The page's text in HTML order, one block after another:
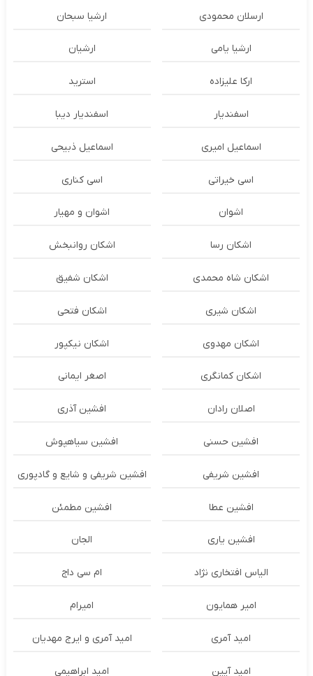
ارسلان محمودی ارشیا سبحان
ارشیا یامی ارشیان
ارکا علیزاده استرید
اسفندیار اسفندیار دیبا
اسماعیل امیری اسماعیل ذبیحی
اسی خیراتی اسی کناری
اشوان اشوان و مهیار
اشکان رسا اشکان روانبخش
اشکان شاه محمدی اشکان شفیق
اشکان شیری اشکان فتحی
اشکان مهدوی اشکان نیکپور
اشکان‌ کمانگری اصغر ایمانی
اصلان رادان افشین آذری
افشین حسنی افشین سیاهپوش
افشین شریفی افشین شریفی و شایع و گادپوری
افشین عطا افشین مطمئن
افشین یاری الجان
الیاس افتخاری نژاد ام سی داج
امير همايون اميرام
امید آمری امید آمری و ایرج مهدیان
امید آیین امید ابراهیمی